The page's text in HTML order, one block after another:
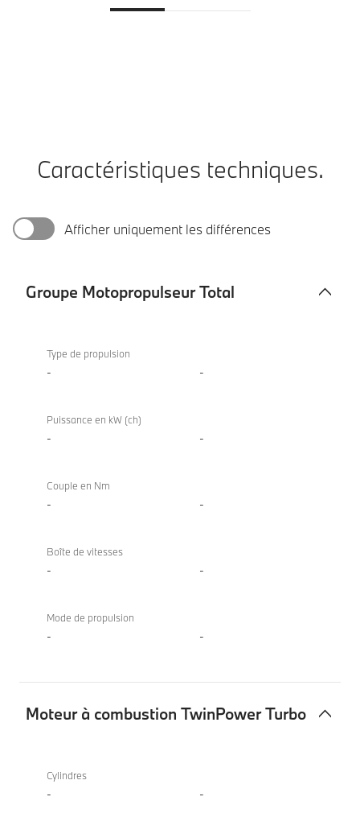
Caractéristiques techniques.
Afficher uniquement les différences
Groupe Motopropulseur Total
Motopropulseur
Total
Type de propulsion
- -
Puissance en kW (ch)
- -
Couple en Nm
- -
Boîte de vitesses
- -
Mode de propulsion
- -
Moteur à combustion TwinPower Turbo
combustion
Cylindres
- -